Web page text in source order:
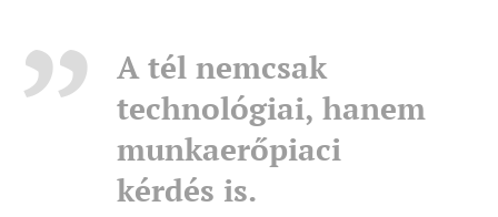
A tél nemcsak
technológiai, hanem
munkaerőpiaci
kérdés is.